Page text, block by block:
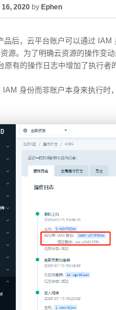
16, 2020 by Ephen
品后，云平台账户可以通过 IAM
源。为了明确云资源的操作变
原有的操作日志中增加了执行者
IAM 身份而非账户本身来执行时